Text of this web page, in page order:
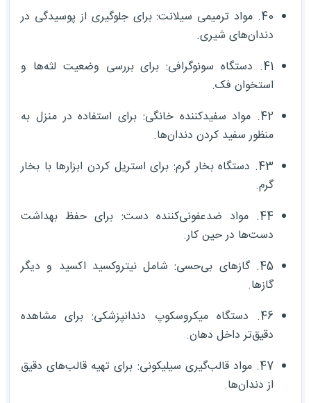
40. مواد ترمیمی سیلانت: برای جلوگیری از پوسیدگی در
دندان‌های شیری.
41. دستگاه سونوگرافی: برای بررسی وضعیت لثه‌ها و
استخوان فک.
42. مواد سفیدکننده خانگی: برای استفاده در منزل به
منظور سفید کردن دندان‌ها.
43. دستگاه بخار گرم: برای استریل کردن ابزارها با بخار
گرم.
44. مواد ضدعفونی‌کننده دست: برای حفظ بهداشت
دست‌ها در حین کار.
45. گازهای بی‌حسی: شامل نیتروکسید اکسید و دیگر
گازها.
46. دستگاه میکروسکوپ دندانپزشکی: برای مشاهده
دقیق‌تر داخل دهان.
47. مواد قالب‌گیری سیلیکونی: برای تهیه قالب‌های دقیق
از دندان‌ها.